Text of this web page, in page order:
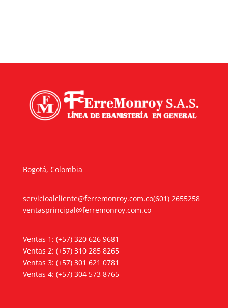
Bogotá, Colombia
servicioalcliente@ferremonroy.com.co
ventasprincipal@ferremonroy.com.co
(601) 2655258
Ventas 1: (+57) 320 626 9681
Ventas 2: (+57) 310 285 8265
Ventas 3: (+57) 301 621 0781
Ventas 4: (+57) 304 573 8765